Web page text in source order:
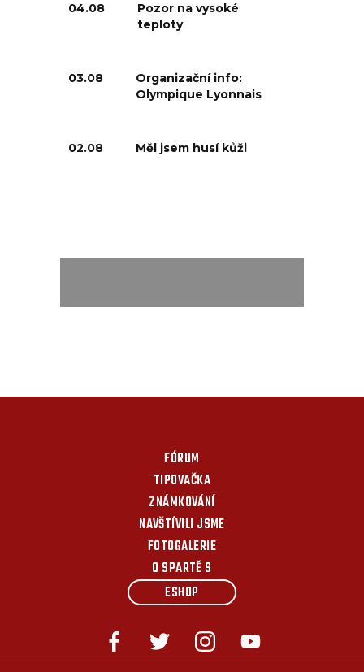
04.08
Pozor na vysoké
teploty
03.08
Organizační info:
Olympique Lyonnais
02.08 Měl jsem husí kůži
FÓRUM
TIPOVAČKA
ZNÁMKOVÁNÍ
NAVŠTÍVILI JSME
FOTOGALERIE
O SPARTĚ S
ESHOP